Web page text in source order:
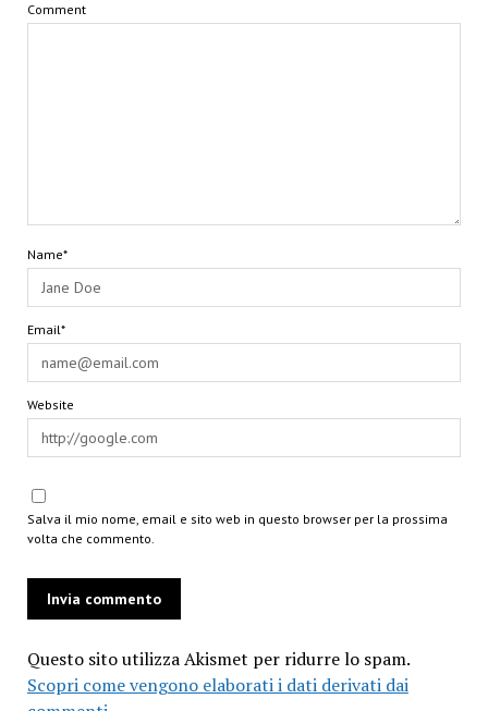
Comment
Name*
Email*
Website
Salva il mio nome, email e sito web in questo browser per la prossima
volta che commento.
Questo sito utilizza Akismet per ridurre lo spam.
Scopri come vengono elaborati i dati derivati dai